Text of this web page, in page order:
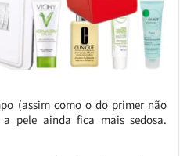
(assim como o do primer não
pele ainda fica mais sedosa.